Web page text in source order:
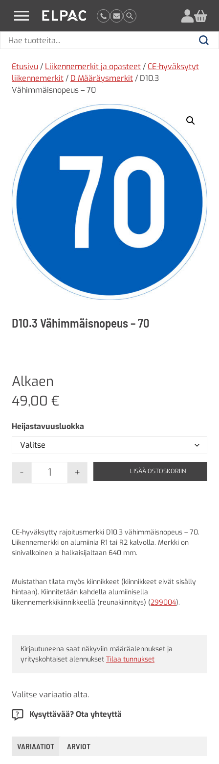
elpac.fi
Hae
Hae
Etusivu / Liikennemerkit ja opasteet / CE-hyväksytyt
liikennemerkit / D Määräysmerkit / D10.3
Vähimmäisnopeus – 70
D10.3 Vähimmäisnopeus – 70
Alkaen
49,00 €
Heijastavuusluokka
D10.3 Vähimmäisnopeus - 70 määrä
- + LISÄÄ OSTOSKORIIN
CE-hyväksytty rajoitusmerkki D10.3 vähimmäisnopeus – 70.
Liikennemerkki on alumiinia R1 tai R2 kalvolla. Merkki on
sinivalkoinen ja halkaisijaltaan 640 mm.
Muistathan tilata myös kiinnikkeet (kiinnikkeet eivät sisälly
hintaan). Kiinnitetään kahdella alumiinisella
liikennemerkkikiinnikkeellä (reunakiinnitys) (299004).
Kirjautuneena saat näkyviin määräalennukset ja
yrityskohtaiset alennukset Tilaa tunnukset
Valitse variaatio alta.
Kysyttävää? Ota yhteyttä
VARIAATIOT ARVIOT